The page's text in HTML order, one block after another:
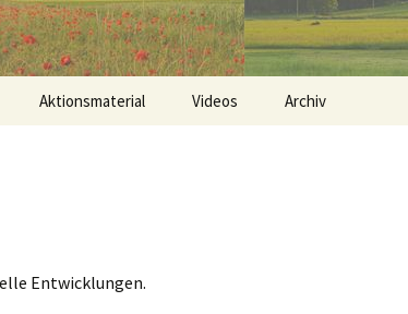
Aktionsmaterial
Lichter-Aktion Material
Videos Archiv
Entwicklungen.